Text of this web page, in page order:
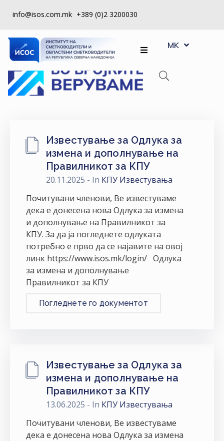
info@isos.com.mk +389 (0)2 3200030
ЗА
НАС
РЕГИСТРИ
СТАНАМ
НАСТАНИ
КОНТАКТ
НАЈАВА
ЧЛЕНОВИ
MK
SQ
Известување за Одлука за
измена и дополнување на
Правилникот за КПУ
20.11.2025 - In КПУ Известувања
Почитувани членови, Ве известуваме
дека е донесена нова Одлука за измена
и дополнување на Правилникот за
КПУ. За да ја погледнете одлуката
потребно е прво да се најавите на овој
линк https://www.isos.mk/login/ Одлука
за измена и дополнување
Правилникот за КПУ
Погледнете го документот
Известување за Одлука за
измена и дополнување на
Правилникот за КПУ
13.06.2025 - In КПУ Известувања
Почитувани членови, Ве известуваме
дека е донесена нова Одлука за измена